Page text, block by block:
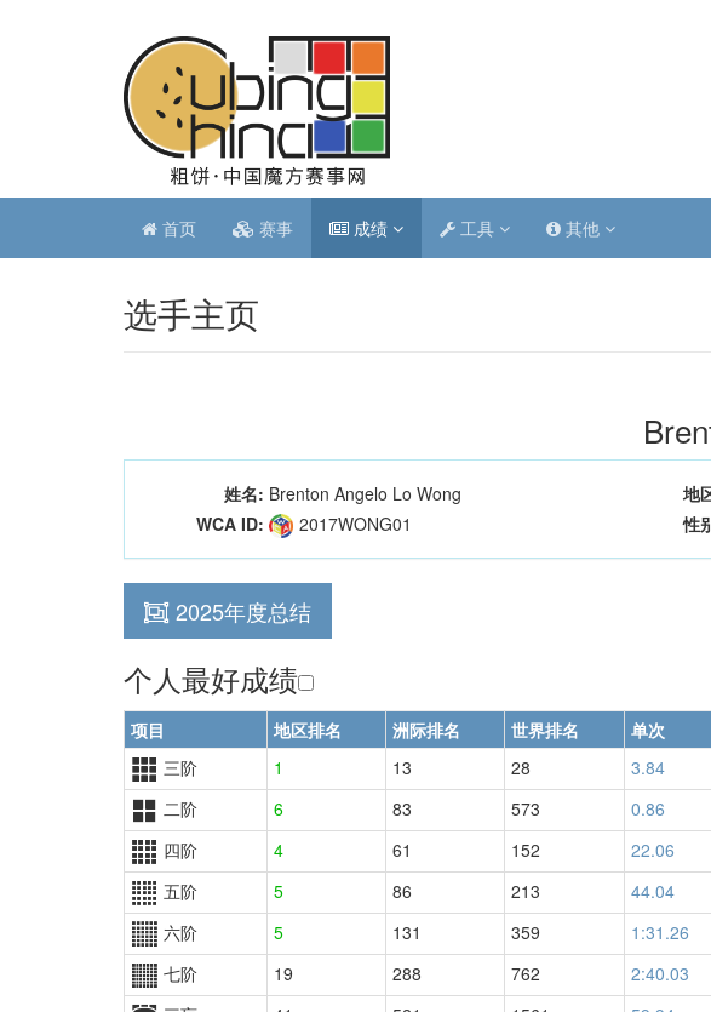
首页 赛事 成绩 工具 其他
选手主页
姓名: Brenton Angelo Lo Wong 地
WCA ID:
2017WONG01 性
2025年度总结
个人最好成绩
项目 地区排名 洲际排名 世界排名 单次
三阶
1 13 28 3.84
二阶
6 83 573 0.86
四阶
4 61 152 22.06
五阶
5 86 213 44.04
六阶
5 131 359 1:31.26
七阶
19 288 762 2:40.03